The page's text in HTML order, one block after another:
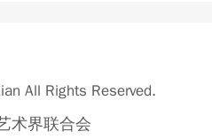
All Rights Reserved.
术界联合会